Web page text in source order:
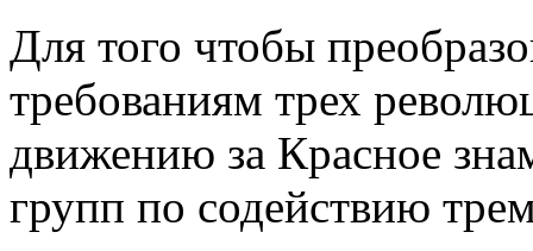
Для того чтобы
требованиям трех
движению за Красное
групп по содействию